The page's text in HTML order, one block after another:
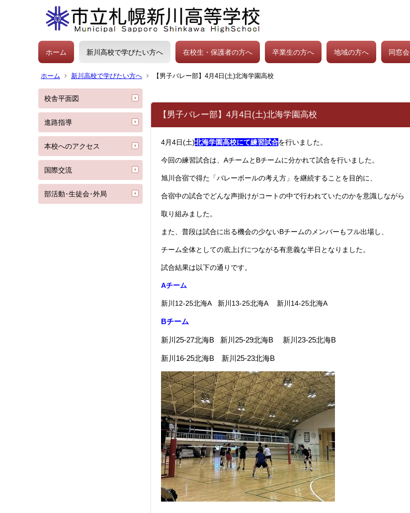
ホーム 新川高校で学びたい方へ 在校生・保護者の方へ 卒業生の方へ 地域の方へ 同窓会
ホーム 新川高校で学びたい方へ 【男子バレー部】4月4日(土)北海学園高校
校舎平面図
進路指導
本校へのアクセス
国際交流
部活動･生徒会･外局
【男子バレー部】4月4日(土)北海学園高校
4月4日(土)北海学園高校にて練習試合を行いました。
今回の練習試合は、AチームとBチームに分かれて試合を行いました。
旭川合宿で得た「バレーボールの考え方」を継続することを目的に、
合宿中の試合でどんな声掛けがコートの中で行われていたのかを意識しながら
取り組みました。
また、普段は試合に出る機会の少ないBチームのメンバーもフル出場し、
チーム全体としての底上げにつながる有意義な半日となりました。
試合結果は以下の通りです。
Aチーム
新川12-25北海A 新川13-25北海A 新川14-25北海A
Bチーム
新川25-27北海B 新川25-29北海B 新川23-25北海B
新川16-25北海B 新川25-23北海B